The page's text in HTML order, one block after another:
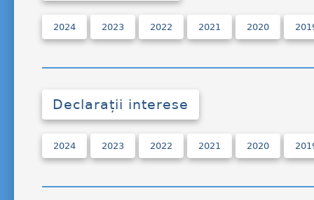
2024 2023 2022 2021 2020
Declarații interese
2024 2023 2022 2021 2020